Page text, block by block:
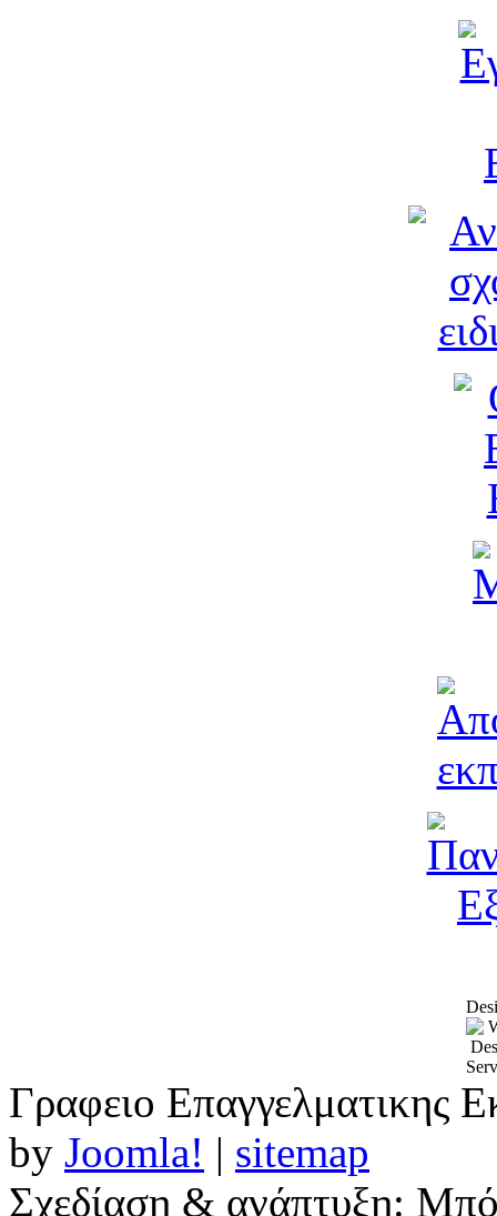
Γραφειο Επαγγελματικης
by Joomla! | sitemap
Σχεδίαση & ανάπτυξη: